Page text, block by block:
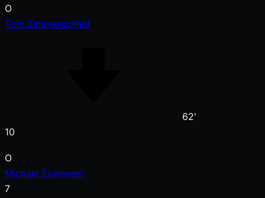
O
Tom Zimmerschied
62'
10
O
Michael Eberwein
7